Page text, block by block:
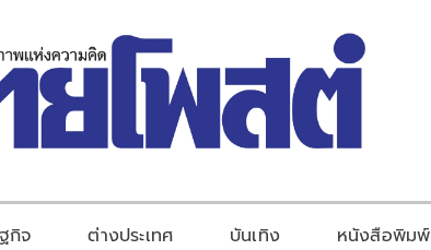
กิจ ต่างประเทศ บันเทิง หนังสือพิมพ์